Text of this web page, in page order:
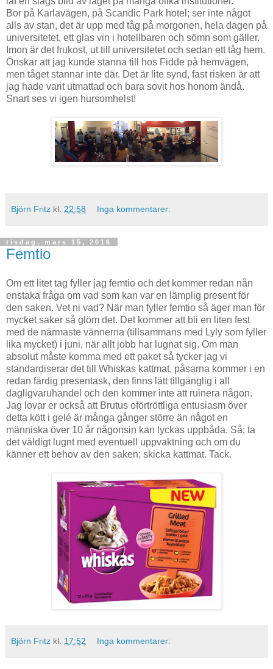
Bor på Karlavägen, på Scandic Park hotel; ser inte något
alls av stan, det är upp med tåg på morgonen, hela dagen på
universitetet, ett glas vin i hotellbaren och sömn som gäller.
Imon är det frukost, ut till universitetet och sedan ett tåg hem.
Önskar att jag kunde stanna till hos Fidde på hemvägen,
men tåget stannar inte där. Det är lite synd, fast risken är att
jag hade varit utmattad och bara sovit hos honom ändå.
Snart ses vi igen hursomhelst!
Björn Fritz kl. 22:58 Inga kommentarer:
tisdag, mars 15, 2016
Femtio
Om ett litet tag fyller jag femtio och det kommer redan nån
enstaka fråga om vad som kan var en lämplig present för
den saken. Vet ni vad? När man fyller femtio så äger man för
mycket saker så glöm det. Det kommer att bli en liten fest
med de närmaste vännerna (tillsammans med Lyly som fyller
lika mycket) i juni, när allt jobb har lugnat sig. Om man
absolut måste komma med ett paket så tycker jag vi
standardiserar det till Whiskas kattmat, påsarna kommer i en
redan färdig presentask, den finns lätt tillgänglig i all
dagligvaruhandel och den kommer inte att ruinera någon.
Jag lovar er också att Brutus oförtröttliga entusiasm över
detta kött i gelé är många gånger större än något en
människa över 10 år någonsin kan lyckas uppbåda. Så; ta
det väldigt lugnt med eventuell uppvaktning och om du
känner ett behov av den saken; skicka kattmat. Tack.
Björn Fritz kl. 17:52 Inga kommentarer: